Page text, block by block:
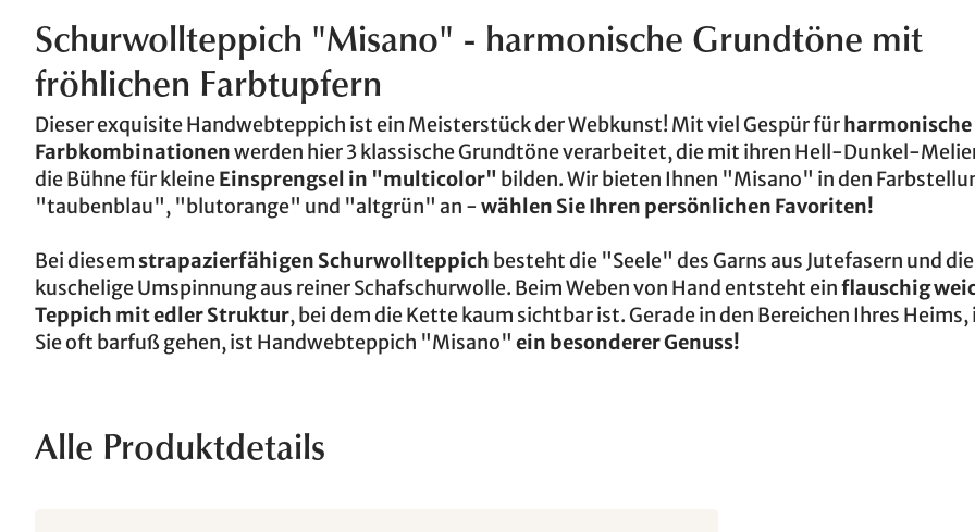
Schurwollteppich "Misano" - harmonische Grundtöne mit
fröhlichen Farbtupfern
Dieser exquisite Handwebteppich ist ein Meisterstück der Webkunst! Mit viel Gespür fürharmonische
Farbkombinationenwerden hier 3 klassische Grundtöne verarbeitet, die mit ihren Hell-Dunkel-
die Bühne für kleineEinsprengsel in "multicolor" bilden. Wir bieten Ihnen "Misano" in den
"taubenblau", "blutorange" und "altgrün" an - wählen Sie Ihren persönlichen Favoriten!
Bei diesem strapazierfähigen Schurwollteppich besteht die "Seele" des Garns aus Jutefasern und die
kuschelige Umspinnung aus reiner Schafschurwolle. Beim Weben von Hand entsteht einflauschig
Teppich mit edler Struktur, bei dem die Kette kaum sichtbar ist. Gerade in den Bereichen Ihres Heims,
Sie oft barfuß gehen, ist Handwebteppich "Misano" ein besonderer Genuss!
Alle Produktdetails